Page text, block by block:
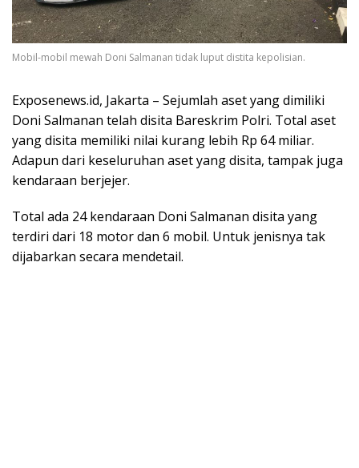
Mobil-mobil mewah Doni Salmanan tidak luput distita kepolisian.
Exposenews.id, Jakarta – Sejumlah aset yang dimiliki
Doni Salmanan telah disita Bareskrim Polri. Total aset
yang disita memiliki nilai kurang lebih Rp 64 miliar.
Adapun dari keseluruhan aset yang disita, tampak juga
kendaraan berjejer.
Total ada 24 kendaraan Doni Salmanan disita yang
terdiri dari 18 motor dan 6 mobil. Untuk jenisnya tak
dijabarkan secara mendetail.